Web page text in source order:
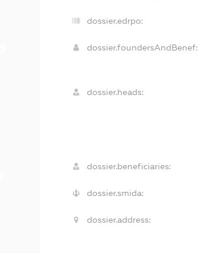
dossier.edrpo:
dossier.foundersAndBenef:
dossier.heads:
dossier.beneficiaries:
dossier.smida:
dossier.address: